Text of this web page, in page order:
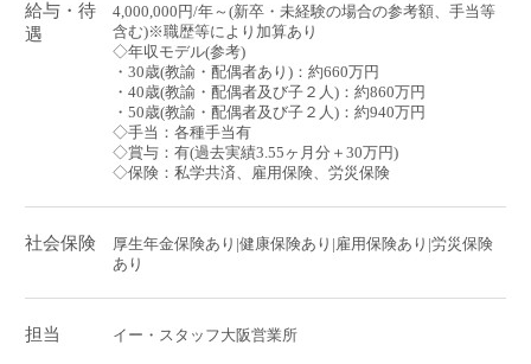
給与・待
遇
4,000,000円/年～(新卒・未経験の場合の参考額、手当等
含む)※職歴等により加算あり
◇年収モデル(参考)
・30歳(教諭・配偶者あり)：約660万円
・40歳(教諭・配偶者及び子２人)：約860万円
・50歳(教諭・配偶者及び子２人)：約940万円
◇手当：各種手当有
◇賞与：有(過去実績3.55ヶ月分＋30万円)
◇保険：私学共済、雇用保険、労災保険
社会保険
厚生年金保険あり|健康保険あり|雇用保険あり|労災保険
あり
担当 イー・スタッフ大阪営業所